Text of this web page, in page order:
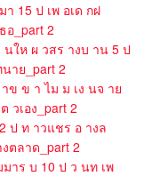
15 ป เพ อเด กฝ
อ_part 2
นให ผ วสร างบ าน 5 ป
าย_part 2
ข ข า ไม ม เง นจ าย
วเอง_part 2
ป ท าวแชร อ างล
ตลาด_part 2
าร บ 10 ป ว นท เพ